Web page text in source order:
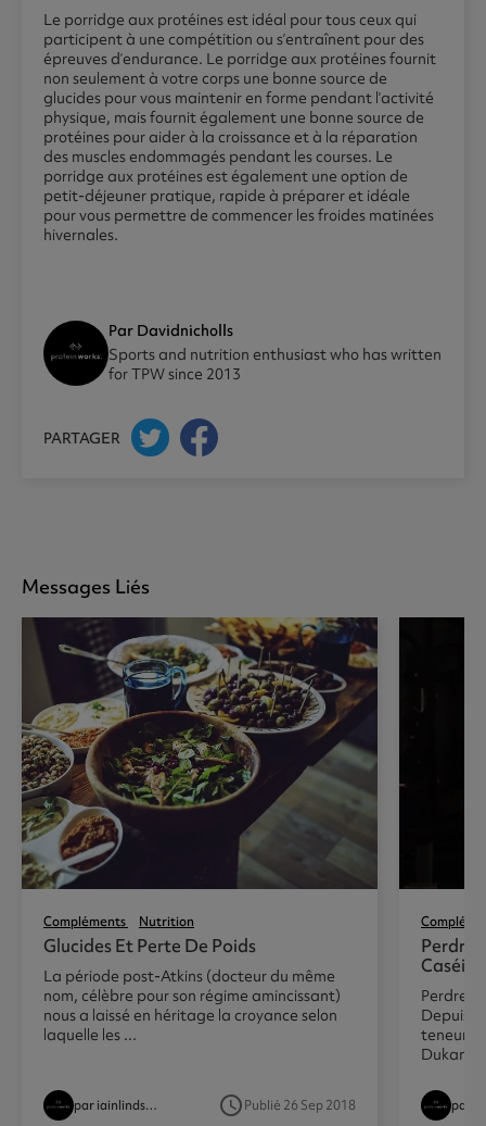
Le porridge aux protéines est idéal pour tous ceux qui
participent à une compétition ou s’entraînent pour des
épreuves d’endurance. Le porridge aux protéines fournit
non seulement à votre corps une bonne source de
glucides pour vous maintenir en forme pendant l’activité
physique, mais fournit également une bonne source de
protéines pour aider à la croissance et à la réparation
des muscles endommagés pendant les courses. Le
porridge aux protéines est également une option de
petit-déjeuner pratique, rapide à préparer et idéale
pour vous permettre de commencer les froides matinées
hivernales.
Par Davidnicholls
Sports and nutrition enthusiast who has written
for TPW since 2013
PARTAGER
Messages Liés
Compléments Nutrition
Glucides Et Perte De Poids
La période post-Atkins (docteur du même
nom, célèbre pour son régime amincissant)
nous a laissé en héritage la croyance selon
laquelle les ...
par iainlindsay access_timePublié 26 Sep 2018
Perdre
Perdre
Depuis
teneur
Dukan)